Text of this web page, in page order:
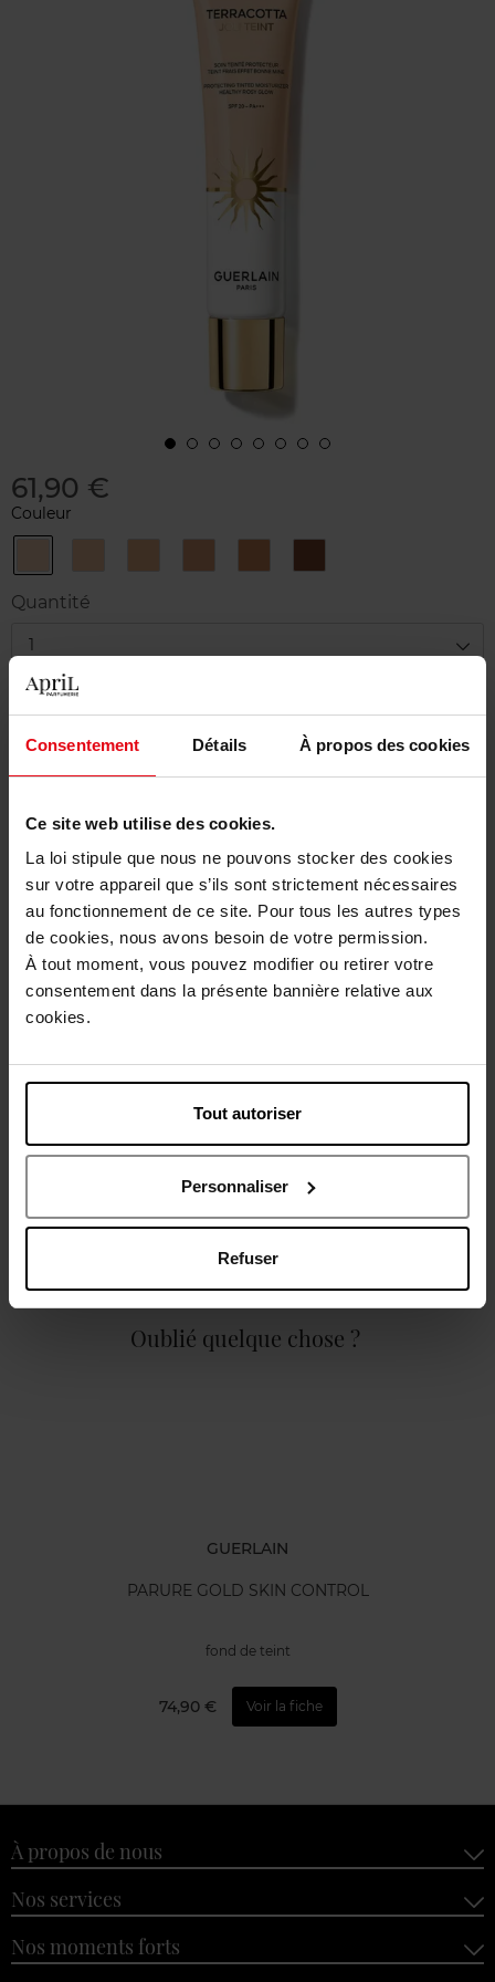
Consentement Détails À propos des cookies
Ce site web utilise des cookies.
La loi stipule que nous ne pouvons stocker des cookies
sur votre appareil que s’ils sont strictement nécessaires
au fonctionnement de ce site. Pour tous les autres types
de cookies, nous avons besoin de votre permission.
À tout moment, vous pouvez modifier ou retirer votre
consentement dans la présente bannière relative aux
cookies.
Tout autoriser
Personnaliser
Refuser
61,90 €
Couleur
PEARLSUNVEILGOLDENSUNWARMAMBERBRONZE
Quantité
1
En stock
Ajouter au panier
Retour gratuit dans votre magasin
Description
Caractéristiques
Avis client
Oublié quelque chose ?
GUERLAIN
PARURE GOLD SKIN CONTROL
fond de teint
74,90 € Voir la fiche
À propos de nous
Nos services
Nos moments forts